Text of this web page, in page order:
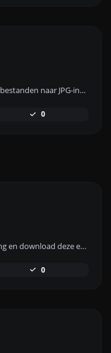
Converteer eenvoudig GIF-afbeeldingsbestanden naar JPG-indeling met onze GIF naar JPG-convertertool voor veelzijdig beeldgebruik.
0
Maak je eigen aangepaste handtekening en download deze eenvoudig met onze handtekeninggenerator voor gepersonaliseerde e-handtekeningen.
0